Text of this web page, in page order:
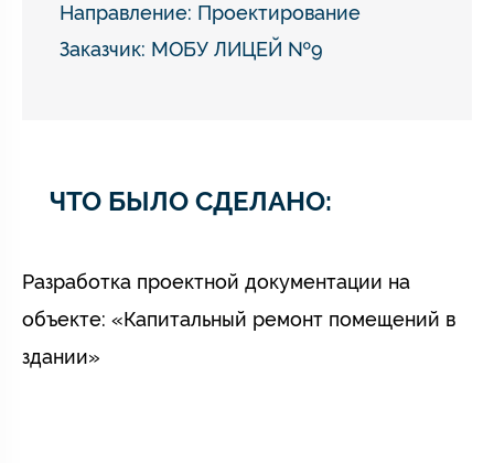
Направление: Проектирование
Заказчик: МОБУ ЛИЦЕЙ №9
ЧТО БЫЛО СДЕЛАНО:
Разработка проектной документации на
объекте: «Капитальный ремонт помещений в
здании»